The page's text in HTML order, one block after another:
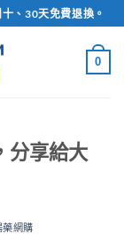
、30天免費退換。
0
分享給大
藥網購